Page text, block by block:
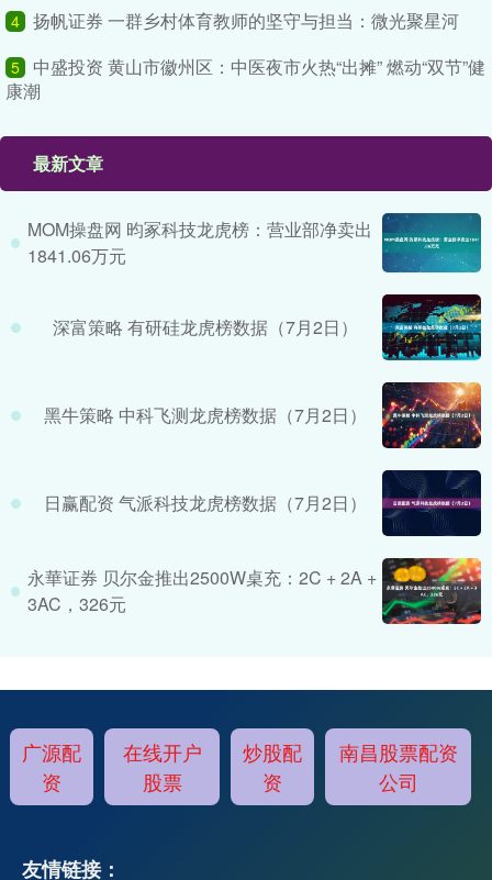
4 扬帆证券 一群乡村体育教师的坚守与担当：微光聚星河
5
中盛投资 黄山市徽州区：中医夜市火热“出摊” 燃动“双节”健
康潮
最新文章
MOM操盘网 昀冢科技龙虎榜：营业部净卖出
1841.06万元
深富策略 有研硅龙虎榜数据（7月2日）
黑牛策略 中科飞测龙虎榜数据（7月2日）
日赢配资 气派科技龙虎榜数据（7月2日）
永華证券 贝尔金推出2500W桌充：2C + 2A +
3AC，326元
广源配
资
在线开户
股票
炒股配
资
南昌股票配资
公司
友情链接：